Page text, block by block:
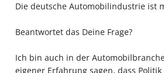
Die deutsche Automobilindustrie ist
Beantwortet das Deine Frage?
Ich bin auch in der
eigener Erfahrung sagen, dass